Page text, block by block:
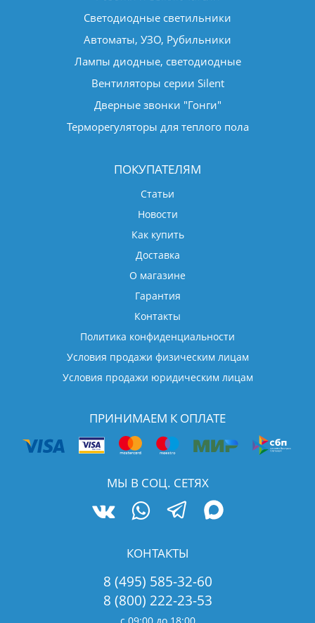
Светодиодные светильники
Автоматы, УЗО, Рубильники
Лампы диодные, светодиодные
Вентиляторы серии Silent
Дверные звонки "Гонги"
Терморегуляторы для теплого пола
ПОКУПАТЕЛЯМ
Статьи
Новости
Как купить
Доставка
О магазине
Гарантия
Контакты
Политика конфиденциальности
Условия продажи физическим лицам
Условия продажи юридическим лицам
ПРИНИМАЕМ К ОПЛАТЕ
МЫ В СОЦ. СЕТЯХ
КОНТАКТЫ
8 (495) 585-32-60
8 (800) 222-23-53